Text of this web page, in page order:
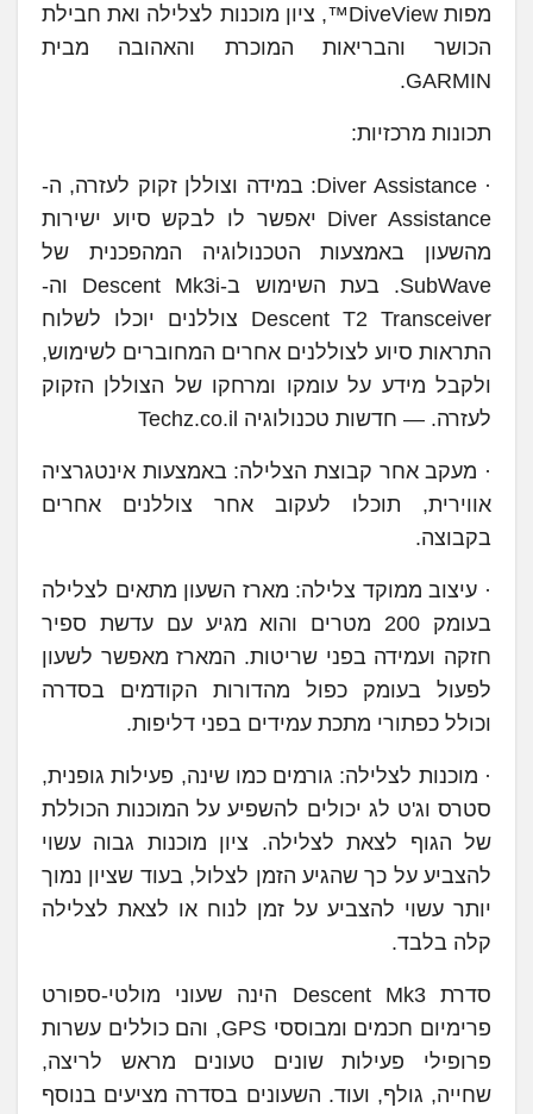
מפות DiveView™, ציון מוכנות לצלילה ואת חבילת
הכושר והבריאות המוכרת והאהובה מבית
GARMIN.
תכונות מרכזיות:
· Diver Assistance: במידה וצוללן זקוק לעזרה, ה-
Diver Assistance יאפשר לו לבקש סיוע ישירות
מהשעון באמצעות הטכנולוגיה המהפכנית של
SubWave. בעת השימוש ב-Descent Mk3i וה-
Descent T2 Transceiver צוללנים יוכלו לשלוח
התראות סיוע לצוללנים אחרים המחוברים לשימוש,
ולקבל מידע על עומקו ומרחקו של הצוללן הזקוק
לעזרה. — חדשות טכנולוגיה Techz.co.il
· מעקב אחר קבוצת הצלילה: באמצעות אינטגרציה
אווירית, תוכלו לעקוב אחר צוללנים אחרים
בקבוצה.
· עיצוב ממוקד צלילה: מארז השעון מתאים לצלילה
בעומק 200 מטרים והוא מגיע עם עדשת ספיר
חזקה ועמידה בפני שריטות. המארז מאפשר לשעון
לפעול בעומק כפול מהדורות הקודמים בסדרה
וכולל כפתורי מתכת עמידים בפני דליפות.
· מוכנות לצלילה: גורמים כמו שינה, פעילות גופנית,
סטרס וג'ט לג יכולים להשפיע על המוכנות הכוללת
של הגוף לצאת לצלילה. ציון מוכנות גבוה עשוי
להצביע על כך שהגיע הזמן לצלול, בעוד שציון נמוך
יותר עשוי להצביע על זמן לנוח או לצאת לצלילה
קלה בלבד.
סדרת Descent Mk3 הינה שעוני מולטי-ספורט
פרימיום חכמים ומבוססי GPS, והם כוללים עשרות
פרופילי פעילות שונים טעונים מראש לריצה,
שחייה, גולף, ועוד. השעונים בסדרה מציעים בנוסף